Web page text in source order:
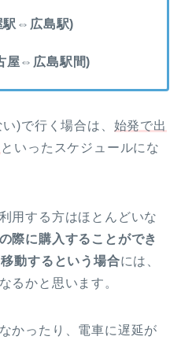
駅⇔広島駅)
屋⇔広島駅間)
)で行く場合は、 始発で出
といったスケジュールにな
用する方はほとんどいな
際に購入することができ
動するという場合には、
るかと思います。
かったり、電車に遅延が